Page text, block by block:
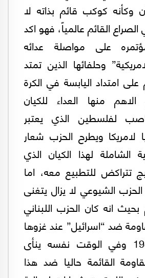
وكأنه كوكب قائم بذاته لا
الصراع القائم عالمياً، فهو اكد
على مواصلة عدائه
وحلفائها الذين تمتد
امتداد اليابسة في الكرة
منها العداء للكيان
لفلسطين الذي يعتبر
لامريكا ويطرح الحزب شعار
الشاملة لهذا الكيان الذي
تتراكض للتطبيع معه، اما
الشيوعي لا يزال يتغنى
بحيث انه كان الحزب اللبناني
ضد “اسرائيل” عند غزوها
للبنان عام 1982 وفي الوقت نفسه ينأى
القائمة حاليا ضد هذا